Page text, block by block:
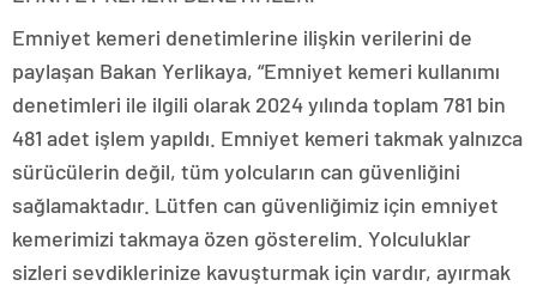
Emniyet kemeri denetimlerine ilişkin verilerini de
paylaşan Bakan Yerlikaya, “Emniyet kemeri kullanımı
denetimleri ile ilgili olarak 2024 yılında toplam 781 bin
481 adet işlem yapıldı. Emniyet kemeri takmak yalnızca
sürücülerin değil, tüm yolcuların can güvenliğini
sağlamaktadır. Lütfen can güvenliğimiz için emniyet
kemerimizi takmaya özen gösterelim. Yolculuklar
sizleri sevdiklerinize kavuşturmak için vardır, ayırmak